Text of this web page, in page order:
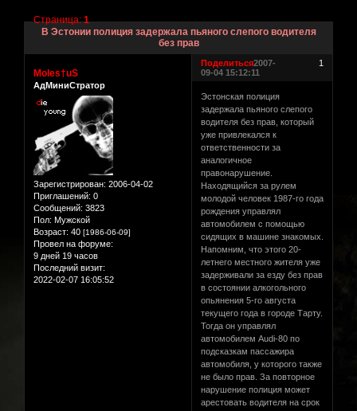
В Эстонии полиция задержала пьяного слепого водителя
без прав
Страница:1
Поделиться 1
2007-
09-04 15:12:11
Moles†uS
АдМиниСтратор
Зарегистрирован: 2006-04-02
Приглашений: 0
Сообщений: 3823
Пол: Мужской
Возраст: 40 [1986-06-09]
Провел на форуме:
9 дней 19 часов
Последний визит:
2022-02-07 16:05:52
Эстонская полиция
задержала пьяного слепого
водителя без прав, который
уже привлекался к
ответственности за
аналогичное
правонарушение.
Находящийся за рулем
молодой человек 1987-го года
рождения управлял
автомобилем с помощью
сидящих в машине знакомых.
Напомним, что этого 20-
летнего местного жителя уже
задерживали за езду без прав
в состоянии алкогольного
опьянения 5-го августа
текущего года в городе Тарту.
Тогда он управлял
автомобилем Audi-80 по
подсказкам пассажира
автомобиля, у которого также
не было прав. За повторное
нарушение полиция может
арестовать водителя на срок